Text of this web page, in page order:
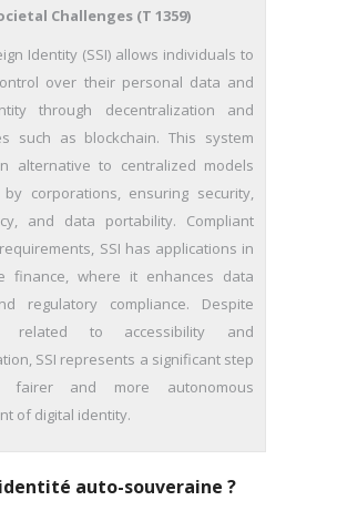
Challenges (T 1359)
Identity (SSI) allows individuals to
over their personal data and
through decentralization and
such as blockchain. This system
alternative to centralized models
by corporations, ensuring security,
and data portability. Compliant
SSI has applications in
finance, where it enhances data
regulatory compliance. Despite
related to accessibility and
SSI represents a significant step
and more autonomous
of digital identity.
auto-souveraine ?